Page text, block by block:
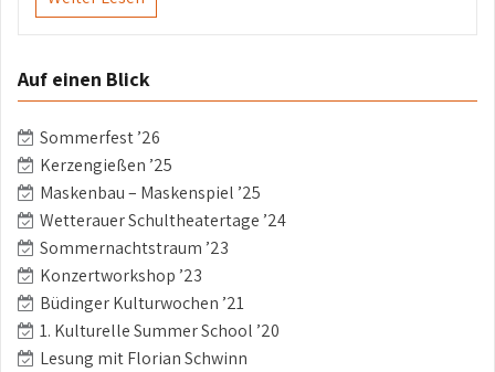
Auf einen Blick
Sommerfest ’26
Kerzengießen ’25
Maskenbau – Maskenspiel ’25
Wetterauer Schultheatertage ’24
Sommernachtstraum ’23
Konzertworkshop ’23
Büdinger Kulturwochen ’21
1. Kulturelle Summer School ’20
Lesung mit Florian Schwinn